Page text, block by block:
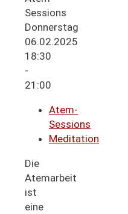
Donnerstag
06.02.2025
18:30
-
21:00
Atem-
Sessions
Meditation
Die
Atemarbeit
ist
eine